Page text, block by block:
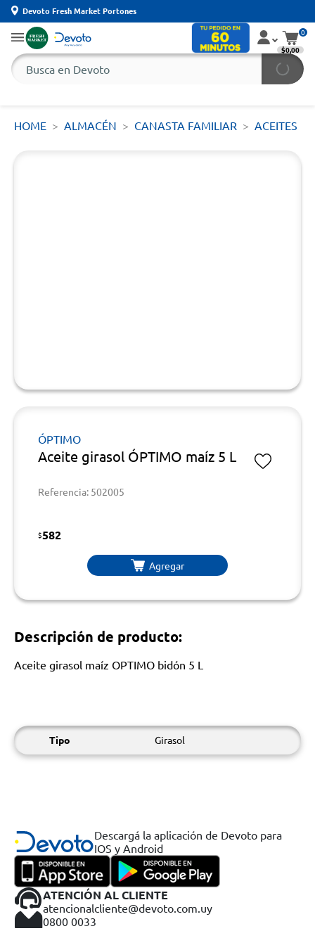
Devoto Fresh Market Portones
0
$0,00
HOME ALMACÉN CANASTA FAMILIAR ACEITES
ÓPTIMO
Aceite girasol ÓPTIMO maíz 5 L
Referencia: 502005
$582
Agregar
Descripción de producto:
Aceite girasol maíz OPTIMO bidón 5 L
Tipo Girasol
Descargá la aplicación de Devoto para
IOS y Android
ATENCIÓN AL CLIENTE
atencionalcliente@devoto.com.uy
0800 0033